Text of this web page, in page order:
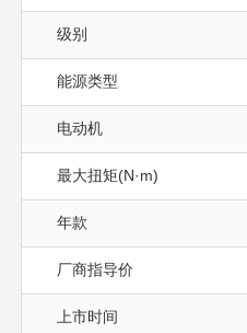
级别
能源类型
电动机
最大扭矩(N·m)
年款
厂商指导价
上市时间